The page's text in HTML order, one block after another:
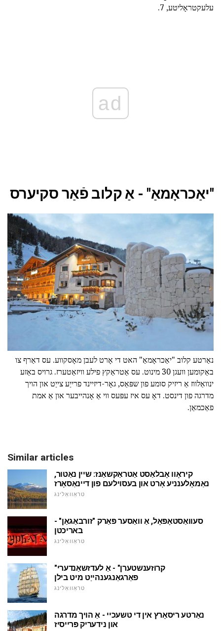
עלעקטראָליטע, 7.
ad
"יאַכראָמאַ" - אַ קלוב פֿאַר סקיערס
נאַרטע קלוב "יאַכראָמאַ" האט די אָרט לעבן מאָסקווע. עס דאַרף צו
באַקומען וועגן 30 מינוט. עס אַטראַקץ פילע וויזאַטערז. גרויס באַזע
ינוואַלווז אַ ריזיק סומע פון שפּאַס, גאָר-דיזיינד פרייַע צייַט און הויך
מדרגה פון דינסט. דאָ עס איז עפּעס ווי אַ אָנהייבער און אַ אמת
פאַכמאַן.
Similar articles
קיראָוו אָבלאַסט אַטראַקשאַנז: שיין נאַטור,
נאַמאָלענניע אָרט און בעסוילעם פון דיינאַסאָרז
טראַוואַלינג
סעוואַסטאָפּאָל, אַ וואַסער פּאַרק "זורבאַגאַן" -
באריכטן
טראַוואַלינג
"קרוזענשטערן" - אַ לעדזשאַנדערי
פאַרגאַנגענהייַט מיט בילן
טראַוואַלינג
נאַרטע ריסאָרץ אין די טשעכיי - אַ הויך מדרגה
און נידעריק פּרייסיז